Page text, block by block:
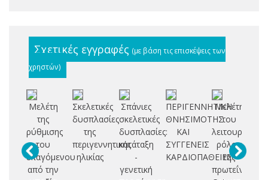
Σχετικές εγγραφές (με βάση τις επισκέψεις των
χρηστών)
Μελέτη
της
ρύθμισης
του
επαγόμενου
από την
Σκελετικές
δυσπλασίες
της
περιγεννητικής
ηλικίας
Σπάνιες
σκελετικές
δυσπλασίες:
κατάταξη
-
γενετική
ΠΕΡΙΓΕΝΝΗΤΙΚΗ
ΘΝΗΣΙΜΟΤΗΣ
ΚΑΙ
ΣΥΓΓΕΝΕΙΣ
ΚΑΡΔΙΟΠΑΘΕΙΕΣ
Μελέτη
του
λειτουργικού
ρόλου
της
πρωτεΐνης